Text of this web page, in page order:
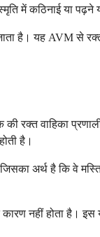
में कठिनाई या पढ़ने
है। यह AVM से
वाहिका प्रणाली
है।
अर्थ है कि वे
नहीं होता है। इस